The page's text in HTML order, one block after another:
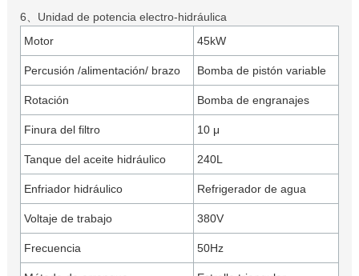
6、Unidad de potencia electro-hidráulica
Motor
45kW
Percusión /alimentación/ brazo Bomba de pistón variable
Rotación Bomba de engranajes
Finura del filtro 10 μ
Tanque del aceite hidráulico 240L
Enfriador hidráulico Refrigerador de agua
Voltaje de trabajo 380V
Frecuencia 50Hz